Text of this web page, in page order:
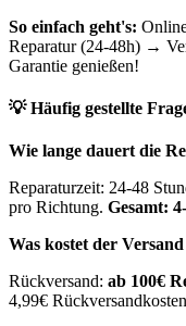
So einfach geht's:
Reparatur (24-48h) →
Garantie genießen!
💡 Häufig gestellte
Wie lange dauert die
Reparaturzeit: 24-48
pro Richtung. Gesamt:
Was kostet der
Rückversand: ab 100€
4,99€